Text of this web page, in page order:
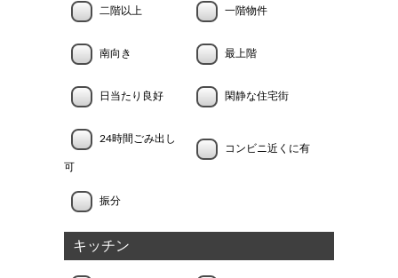
二階以上 一階物件
南向き 最上階
日当たり良好 閑静な住宅街
24時間ごみ出し
可
コンビニ近くに有
振分
キッチン